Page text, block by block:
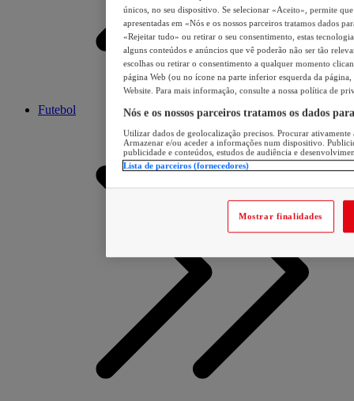
Futebol
únicos, no seu dispositivo. Se selecionar «Aceito», permite
apresentadas em «Nós e os nossos parceiros tratamos dados
«Rejeitar tudo» ou retirar o seu consentimento, estas
alguns conteúdos e anúncios que vê poderão não ser tão
escolhas ou retirar o consentimento a qualquer momento
página Web (ou no ícone na parte inferior esquerda da página,
Website. Para mais informação, consulte a nossa política de
Nós e os nossos parceiros tratamos os dados
Utilizar dados de geolocalização precisos. Procurar
Armazenar e/ou aceder a informações num dispositivo.
publicidade e conteúdos, estudos de audiência e
Lista de parceiros (fornecedores)
Mostrar finalidades